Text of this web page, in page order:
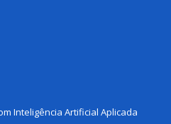
Inteligência Artificial Aplicada